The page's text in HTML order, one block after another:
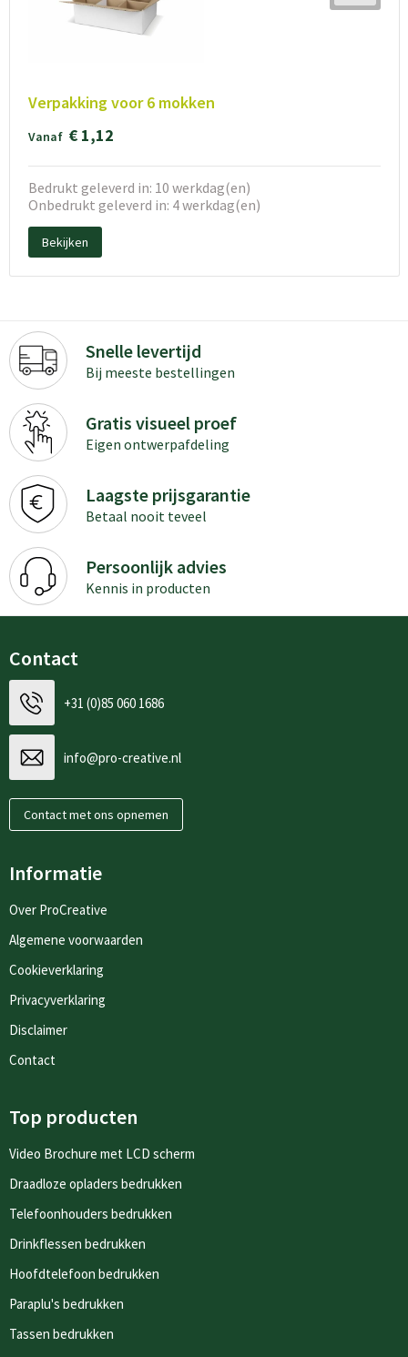
Verpakking voor 6 mokken
Vanaf € 1,12
Bedrukt geleverd in: 10 werkdag(en)
Onbedrukt geleverd in: 4 werkdag(en)
Bekijken
Snelle levertijd
Bij meeste bestellingen
Gratis visueel proef
Eigen ontwerpafdeling
Laagste prijsgarantie
Betaal nooit teveel
Persoonlijk advies
Kennis in producten
Contact
+31 (0)85 060 1686
info@pro-creative.nl
Contact met ons opnemen
Informatie
Over ProCreative
Algemene voorwaarden
Cookieverklaring
Privacyverklaring
Disclaimer
Contact
Top producten
Video Brochure met LCD scherm
Draadloze opladers bedrukken
Telefoonhouders bedrukken
Drinkflessen bedrukken
Hoofdtelefoon bedrukken
Paraplu's bedrukken
Tassen bedrukken